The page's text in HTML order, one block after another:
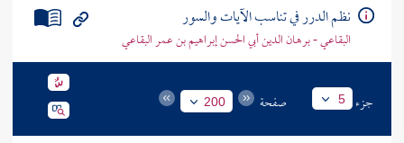
نظم الدرر في تناسب الآيات والسور
البقاعي - برهان الدين أبي الحسن إبراهيم بن عمر البقاعي
جزء 5 صفحة 200